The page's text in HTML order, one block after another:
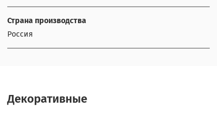
Страна производства
Россия
Декоративные